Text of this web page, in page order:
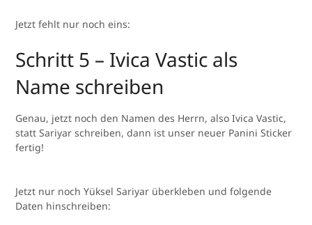
Jetzt fehlt nur noch eins:
Schritt 5 – Ivica Vastic als
Name schreiben
Genau, jetzt noch den Namen des Herrn, also Ivica Vastic,
statt Sariyar schreiben, dann ist unser neuer Panini Sticker
fertig!
Jetzt nur noch Yüksel Sariyar überkleben und folgende
Daten hinschreiben: